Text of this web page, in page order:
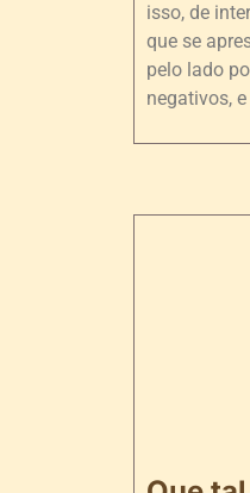
isso, de
que se
pelo lado
negativos,